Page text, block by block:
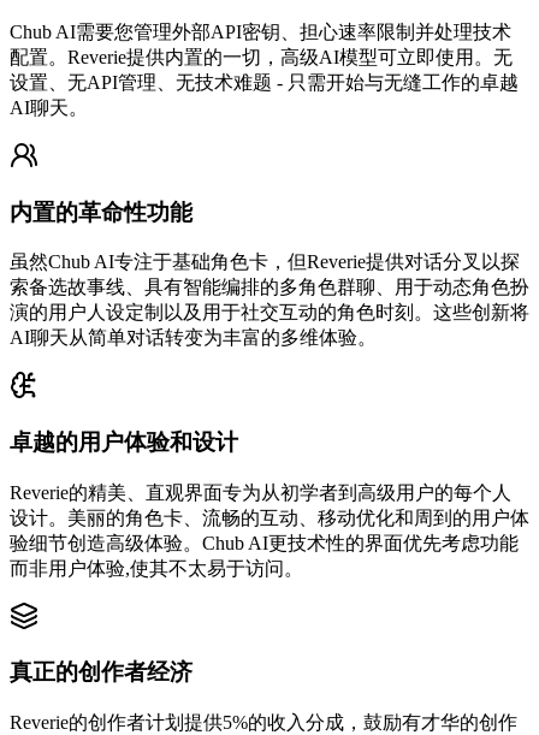
Chub AI需要您管理外部API密钥、担心速率限制并处理技术
配置。Reverie提供内置的一切，高级AI模型可立即使用。无
设置、无API管理、无技术难题 - 只需开始与无缝工作的卓越
AI聊天。
内置的革命性功能
虽然Chub AI专注于基础角色卡，但Reverie提供对话分叉以探
索备选故事线、具有智能编排的多角色群聊、用于动态角色扮
演的用户人设定制以及用于社交互动的角色时刻。这些创新将
AI聊天从简单对话转变为丰富的多维体验。
卓越的用户体验和设计
Reverie的精美、直观界面专为从初学者到高级用户的每个人
设计。美丽的角色卡、流畅的互动、移动优化和周到的用户体
验细节创造高级体验。Chub AI更技术性的界面优先考虑功能
而非用户体验,使其不太易于访问。
真正的创作者经济
Reverie的创作者计划提供5%的收入分成，鼓励有才华的创作